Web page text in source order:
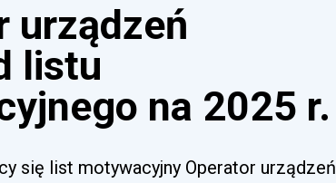
urządzeń
listu
na 2025 r.
się list motywacyjny Operator urządzeń